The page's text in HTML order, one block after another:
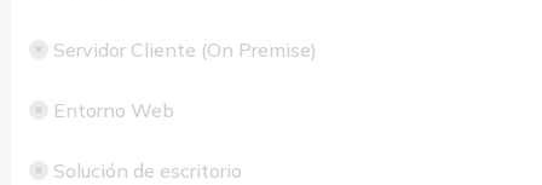
Servidor Cliente (On Premise)
Entorno Web
Solución de escritorio